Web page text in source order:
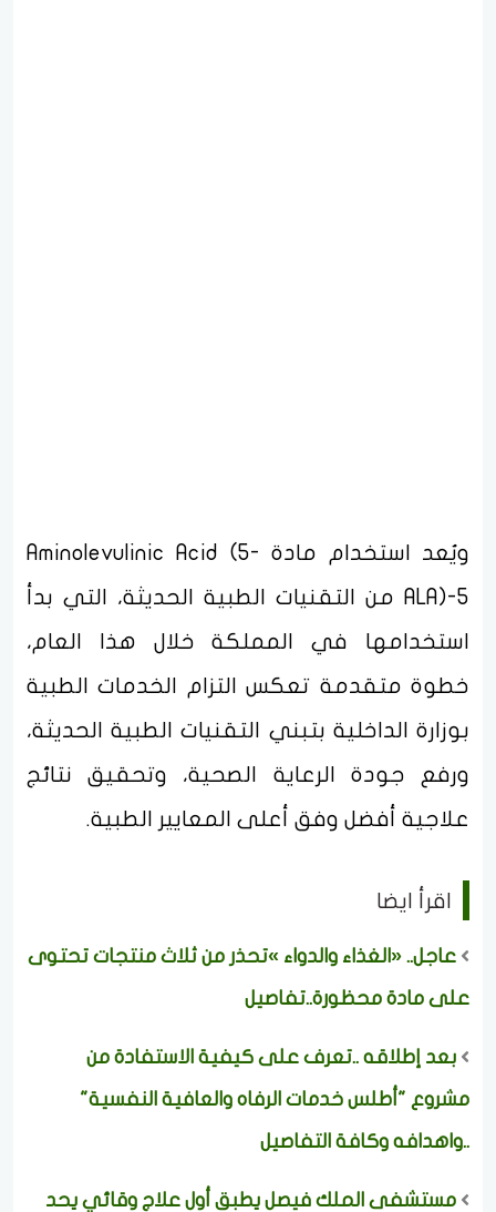
ويُعد استخدام مادة Aminolevulinic Acid (5-
ALA)-5 من التقنيات الطبية الحديثة، التي بدأ
استخدامها في المملكة خلال هذا العام،
خطوة متقدمة تعكس التزام الخدمات الطبية
بوزارة الداخلية بتبني التقنيات الطبية الحديثة،
ورفع جودة الرعاية الصحية، وتحقيق نتائج
علاجية أفضل وفق أعلى المعايير الطبية.
اقرأ ايضا
عاجل.. «الغذاء والدواء »تحذر من ثلاث منتجات تحتوى
على مادة محظورة..تفاصيل
بعد إطلاقه ..تعرف على كيفية الاستفادة من
مشروع "أطلس خدمات الرفاه والعافية النفسية"
..واهدافه وكافة التفاصيل
مستشفى الملك فيصل يطبق أول علاج وقائي يحد